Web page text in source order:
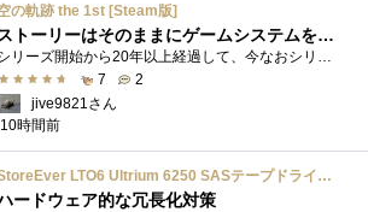
の軌跡 the 1st [Steam版]
ストーリーはそのままにゲームシステムを現代化
7
2
jive9821さん
10時間前
StoreEver LTO6 Ultrium 6250 SASテープドライブ(内蔵型)
ードウェア的な冗長化対策